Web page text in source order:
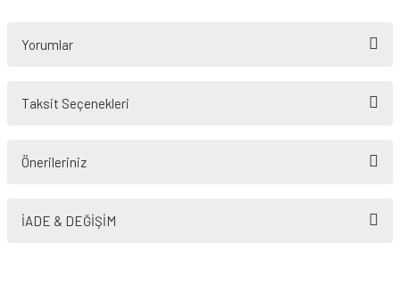
Yorumlar
Taksit Seçenekleri
Önerileriniz
yetersiz gördüğünüz noktaları öneri formunu kullanarak tarafımıza
İADE & DEĞİŞİM